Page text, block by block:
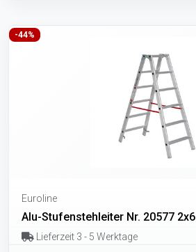
-44%
Euroline
Alu-Stufenstehleiter Nr. 20577 2x6
Lieferzeit 3 - 5 Werktage